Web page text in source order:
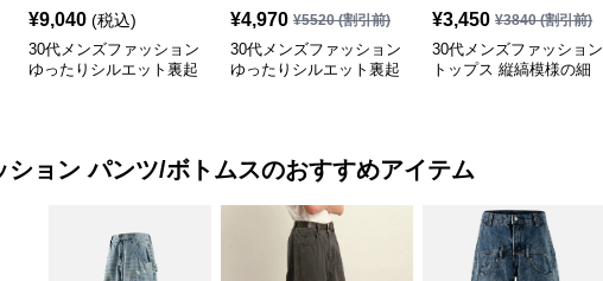
¥9,040 (税込)
30代メンズファッション
ゆったりシルエット裏起
¥4,970 ¥5520(割引前)
30代メンズファッション
ゆったりシルエット裏起
¥3,450 ¥3840(割引前)
30代メンズファッション
トップス 縦縞模様の細
ション パンツ/ボトムスのおすすめアイテム